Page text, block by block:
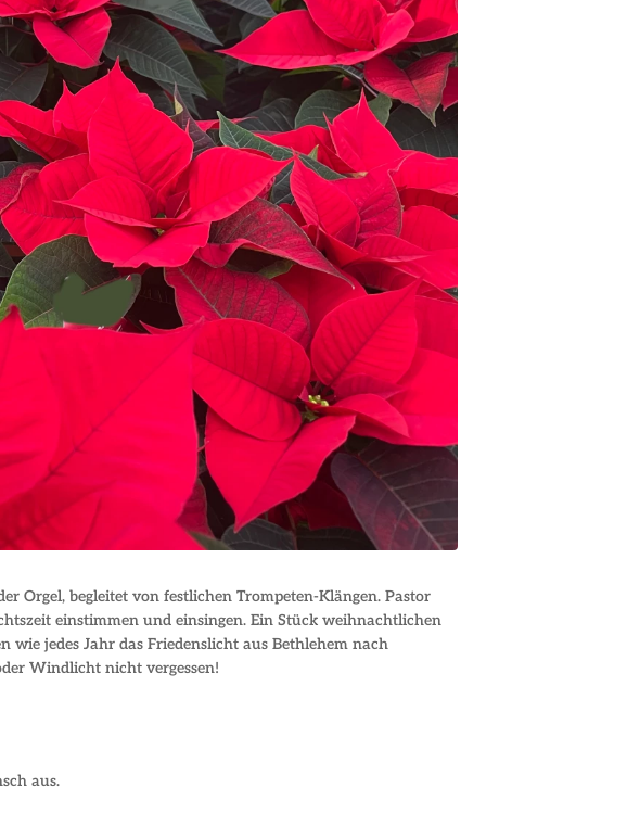
Orgel, begleitet von festlichen Trompeten-Klängen. Pastor
einstimmen und einsingen. Ein Stück weihnachtlichen
wie jedes Jahr das Friedenslicht aus Bethlehem nach
Windlicht nicht vergessen!
aus.